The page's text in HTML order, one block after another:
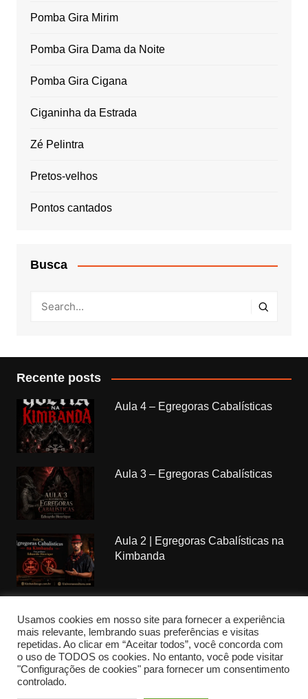
Pomba Gira Mirim
Pomba Gira Dama da Noite
Pomba Gira Cigana
Ciganinha da Estrada
Zé Pelintra
Pretos-velhos
Pontos cantados
Busca
Recente posts
Aula 4 – Egregoras Cabalísticas
Aula 3 – Egregoras Cabalísticas
Aula 2 | Egregoras Cabalísticas na
Kimbanda
Copyrights Kimbanda Nagô © 2018. All rights reserved.
Federação CCBA porCCBA
Usamos cookies em nosso site para fornecer a experiência
mais relevante, lembrando suas preferências e visitas
repetidas. Ao clicar em “Aceitar todos”, você concorda com
o uso de TODOS os cookies. No entanto, você pode visitar
"Configurações de cookies" para fornecer um consentimento
controlado.